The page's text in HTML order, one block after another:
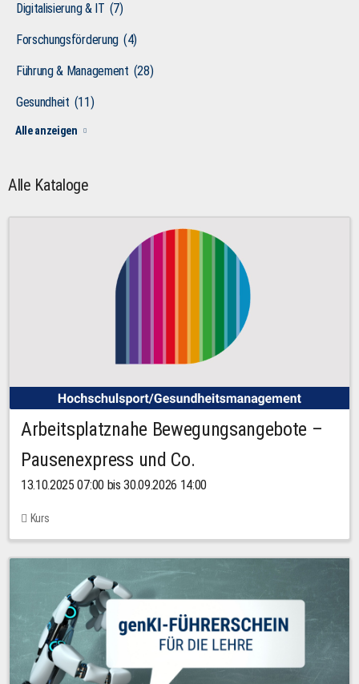
Digitalisierung & IT (7)
Forschungsförderung (4)
Führung & Management (28)
Gesundheit (11)
Alle anzeigen
Alle Kataloge
Arbeitsplatznahe Bewegungsangebote –
Pausenexpress und Co.
13.10.2025 07:00 bis 30.09.2026 14:00
Kurs